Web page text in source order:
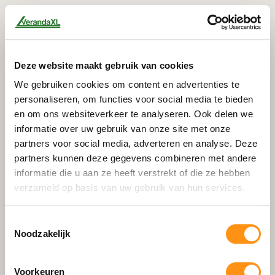
Deze website maakt gebruik van cookies
We gebruiken cookies om content en advertenties te
personaliseren, om functies voor social media te bieden
en om ons websiteverkeer te analyseren. Ook delen we
informatie over uw gebruik van onze site met onze
partners voor social media, adverteren en analyse. Deze
partners kunnen deze gegevens combineren met andere
informatie die u aan ze heeft verstrekt of die ze hebben
verzameld op basis van uw gebruik van hun services.
Noodzakelijk
Voorkeuren